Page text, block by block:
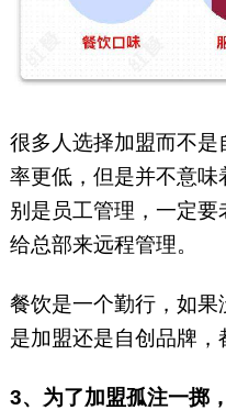
很多人选择加盟而不
率更低，但是并不意
别是员工管理，一定
给总部来远程管理。
餐饮是一个勤行，如
是加盟还是自创品牌，
3、为了加盟孤注一掷